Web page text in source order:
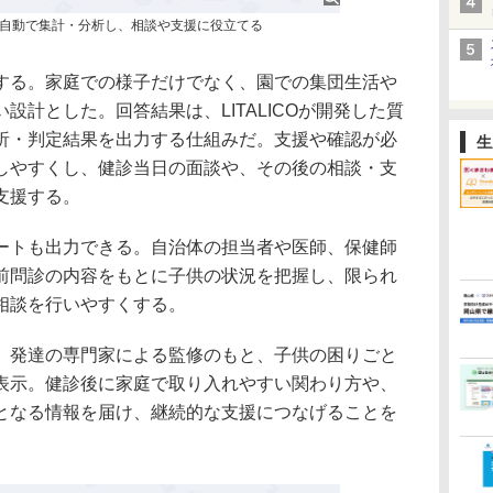
動で集計・分析し、相談や支援に役立てる
る。家庭での様子だけでなく、園での集団生活や
設計とした。回答結果は、LITALICOが開発した質
・判定結果を出力する仕組みだ。支援や確認が必
やすくし、健診当日の面談や、その後の相談・支
する。
トも出力できる。自治体の担当者や医師、保健師
問診の内容をもとに子供の状況を把握し、限られ
を行いやすくする。
達の専門家による監修のもと、子供の困りごと
。健診後に家庭で取り入れやすい関わり方や、
なる情報を届け、継続的な支援につなげることを